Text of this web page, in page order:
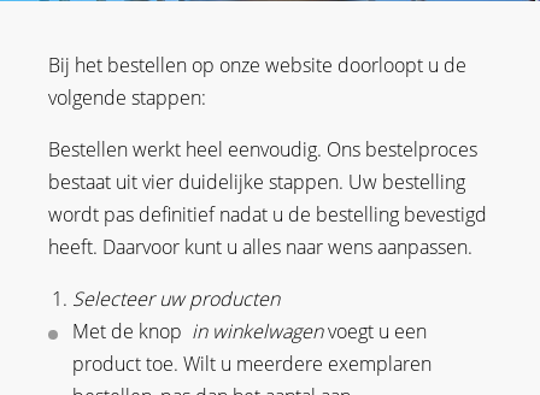
Bij het bestellen op onze website doorloopt u de
volgende stappen:
Bestellen werkt heel eenvoudig. Ons bestelproces
bestaat uit vier duidelijke stappen. Uw bestelling
wordt pas definitief nadat u de bestelling bevestigd
heeft. Daarvoor kunt u alles naar wens aanpassen.
Selecteer uw producten
Met de knop in winkelwagenvoegt u een
product toe. Wilt u meerdere exemplaren